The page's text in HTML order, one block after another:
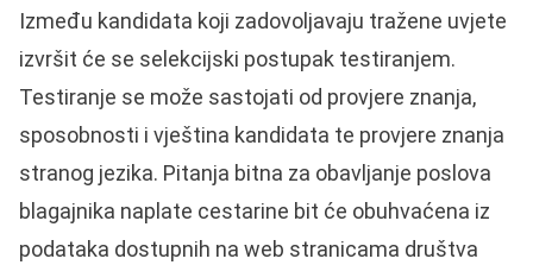
Između kandidata koji zadovoljavaju tražene uvjete
izvršit će se selekcijski postupak testiranjem.
Testiranje se može sastojati od provjere znanja,
sposobnosti i vještina kandidata te provjere znanja
stranog jezika. Pitanja bitna za obavljanje poslova
blagajnika naplate cestarine bit će obuhvaćena iz
podataka dostupnih na web stranicama društva